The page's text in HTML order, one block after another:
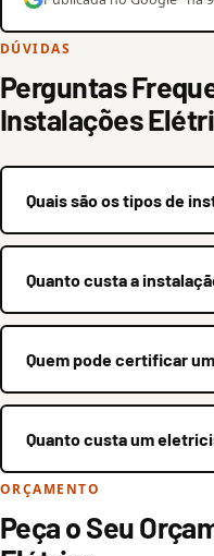
DÚVIDAS
Perguntas
Instalações
Quais são os tipos de
Quanto custa a
Quem pode certificar
Quanto custa um
ORÇAMENTO
Peça o Seu